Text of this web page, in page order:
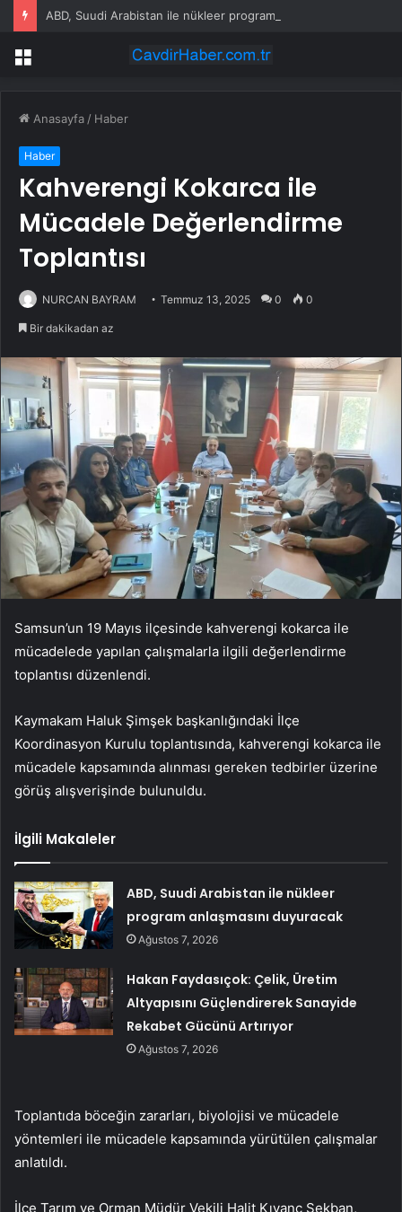
Menü
Anasayfa / Haber
Haber
Kahverengi Kokarca ile
Mücadele Değerlendirme
Toplantısı
NURCAN BAYRAM Temmuz 13, 2025 0 0
Bir dakikadan az
Samsun’un 19 Mayıs ilçesinde kahverengi kokarca ile
mücadelede yapılan çalışmalarla ilgili değerlendirme
toplantısı düzenlendi.
Kaymakam Haluk Şimşek başkanlığındaki İlçe
Koordinasyon Kurulu toplantısında, kahverengi kokarca ile
mücadele kapsamında alınması gereken tedbirler üzerine
görüş alışverişinde bulunuldu.
İlgili Makaleler
ABD, Suudi Arabistan ile nükleer
program anlaşmasını duyuracak
Ağustos 7, 2026
Hakan Faydasıçok: Çelik, Üretim
Altyapısını Güçlendirerek Sanayide
Rekabet Gücünü Artırıyor
Ağustos 7, 2026
Toplantıda böceğin zararları, biyolojisi ve mücadele
yöntemleri ile mücadele kapsamında yürütülen çalışmalar
anlatıldı.
İlçe Tarım ve Orman Müdür Vekili Halit Kıvanç Sekban,